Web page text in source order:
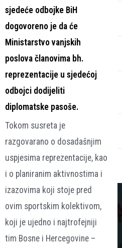
sjedeće odbojke BiH
dogovoreno je da će
Ministarstvo vanjskih
poslova članovima bh.
reprezentacije u sjedećoj
odbojci dodijeliti
diplomatske pasoše.
Tokom susreta je
razgovarano o dosadašnjim
uspjesima reprezentacije, kao
i o planiranim aktivnostima i
izazovima koji stoje pred
ovim sportskim kolektivom,
koji je ujedno i najtrofejniji
tim Bosne i Hercegovine –